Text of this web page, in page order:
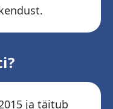
ja täitub